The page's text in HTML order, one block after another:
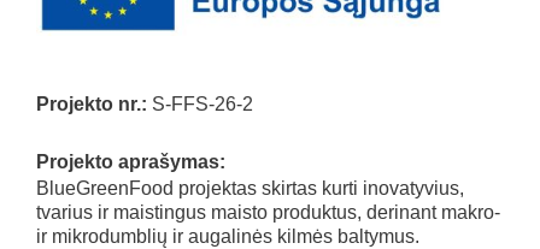
Projekto nr.: S-FFS-26-2
Projekto aprašymas:
BlueGreenFood projektas skirtas kurti inovatyvius,
tvarius ir maistingus maisto produktus, derinant makro-
ir mikrodumblių ir augalinės kilmės baltymus.